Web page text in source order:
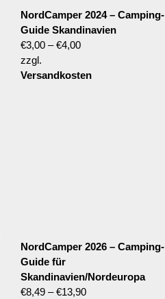
NordCamper 2024 – Camping-
Guide Skandinavien
€3,00 –€4,00
zzgl.
Versandkosten
NordCamper 2026 – Camping-
Guide für
Skandinavien/Nordeuropa
€8,49 –€13,90